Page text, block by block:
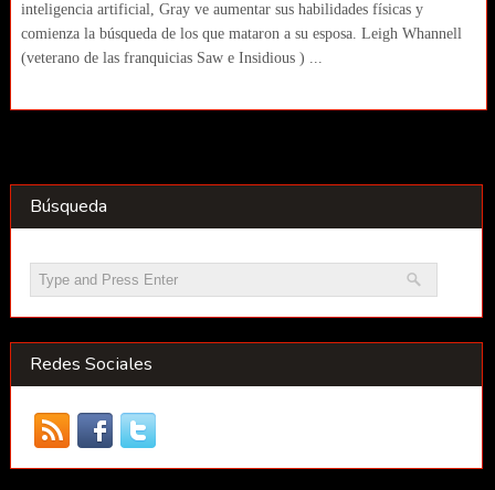
inteligencia artificial, Gray ve aumentar sus habilidades físicas y
comienza la búsqueda de los que mataron a su esposa. Leigh Whannell
(veterano de las franquicias Saw e Insidious ) ...
Búsqueda
Redes Sociales